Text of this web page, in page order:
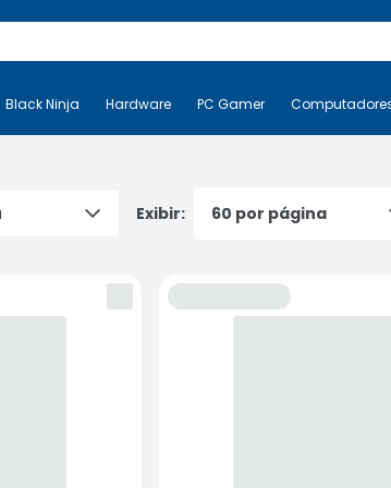
Mais-v- Black Ninja Hardware PC Gamer
Black Ninja Hardware PC Gamer
Exibir: